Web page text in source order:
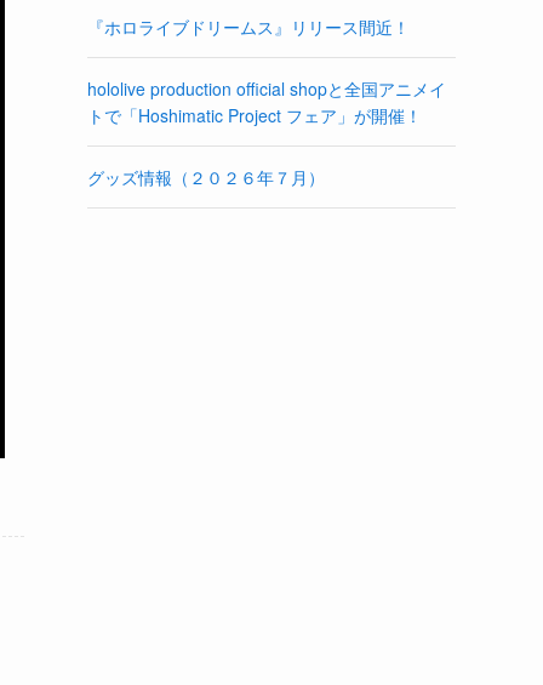
『ホロライブドリームス』リリース間近！
hololive production official shopと全国アニメイ
トで「Hoshimatic Project フェア」が開催！
グッズ情報（２０２６年７月）